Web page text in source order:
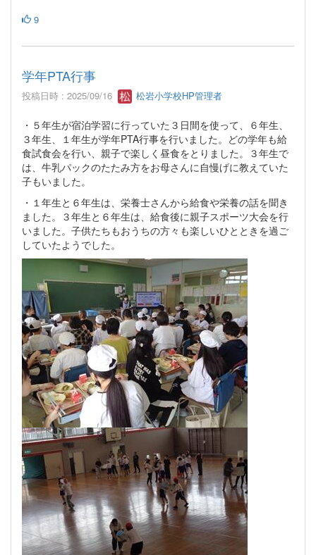
9
学年PTA行事
投稿日時 : 2025/09/16 松岩小学校HP管理者
・５年生が宿泊学習に行っていた３日間を使って、６年生、
３年生、１年生が学年PTA行事を行いました。どの学年も給
食試食会を行い、親子で楽しく昼食をとりました。３年生で
は、牛乳パックのたたみ方をお母さんに自慢げに教えていた
子もいました。
・１年生と６年生は、栄養士さんから給食や栄養の話を聞き
ました。３年生と６年生は、給食後に親子スポーツ大会を行
いました。子供たちもおうちの方々も楽しいひとときを過ご
していたようでした。